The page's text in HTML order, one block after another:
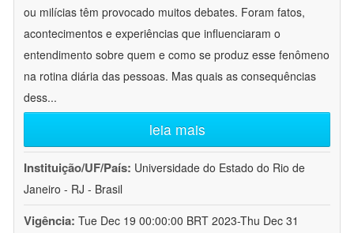
ou milícias têm provocado muitos debates. Foram fatos,
acontecimentos e experiências que influenciaram o
entendimento sobre quem e como se produz esse fenômeno
na rotina diária das pessoas. Mas quais as consequências
dess...
leia mais
Instituição/UF/País: Universidade do Estado do Rio de
Janeiro - RJ - Brasil
Vigência: Tue Dec 19 00:00:00 BRT 2023-Thu Dec 31